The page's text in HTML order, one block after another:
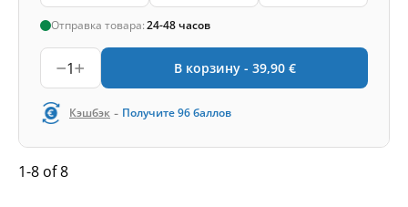
Отправка товара:24-48 часов
1 В корзину - 39,90 €
Кэшбэк - Получите96баллов
1-8 of 8